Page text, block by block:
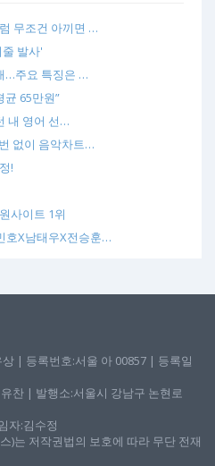
무조건 아끼면 …
발사'
…주요 특징은 …
균 65만원”
내 영어 선…
없이 음악차트…
!
사이트 1위
호X남태우X전승훈…
| 등록번호:서울 아 00857 | 등록일
찬 | 발행소:서울시 강남구 논현로
자:김수정
)는 저작권법의 보호에 따라 무단 전재